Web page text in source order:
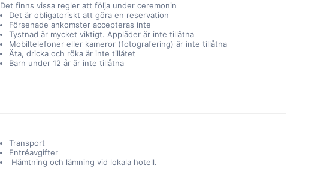
Det finns vissa regler att följa under ceremonin
Det är obligatoriskt att göra en reservation
Försenade ankomster accepteras inte
Tystnad är mycket viktigt. Applåder är inte tillåtna
Mobiltelefoner eller kameror (fotografering) är inte tillåtna
Äta, dricka och röka är inte tillåtet
Barn under 12 år är inte tillåtna
Transport
Entréavgifter
Hämtning och lämning vid lokala hotell.